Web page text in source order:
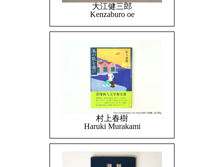
大江健三郎
Kenzaburo oe
村上春樹
Haruki Murakami